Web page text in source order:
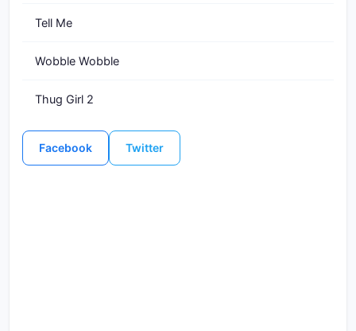
Tell Me
Wobble Wobble
Thug Girl 2
Facebook Twitter